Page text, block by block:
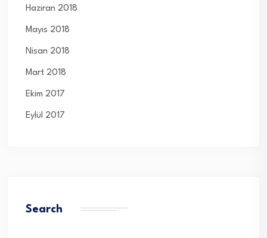
Haziran 2018
Mayıs 2018
Nisan 2018
Mart 2018
Ekim 2017
Eylül 2017
Search